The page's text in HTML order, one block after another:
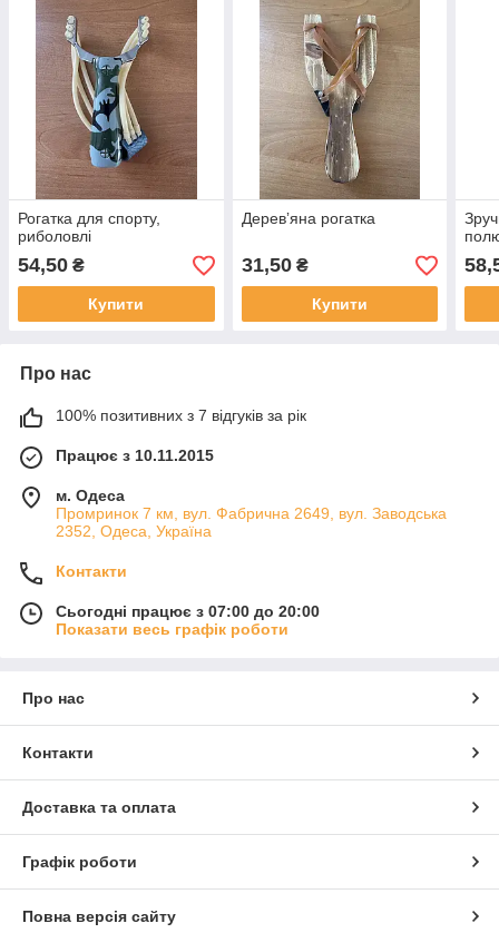
Рогатка для спорту,
риболовлі
54,50 ₴
Купити
Деревʼяна рогатка
31,50₴
Купити
Про нас
100% позитивних з 7 відгуків за рік
Працює з 10.11.2015
м. Одеса
Промринок 7 км, вул. Фабрична 2649, вул. Заводська
2352, Одеса, Україна
Контакти
Сьогодні працює з 07:00 до 20:00
Показати весь графік роботи
Про нас
Контакти
Доставка та оплата
Графік роботи
Повна версія сайту